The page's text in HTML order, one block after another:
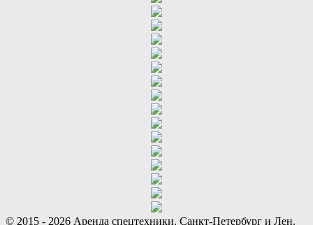
© 2015 - 2026 Аренда спецтехники. Санкт-Петербург и Лен.